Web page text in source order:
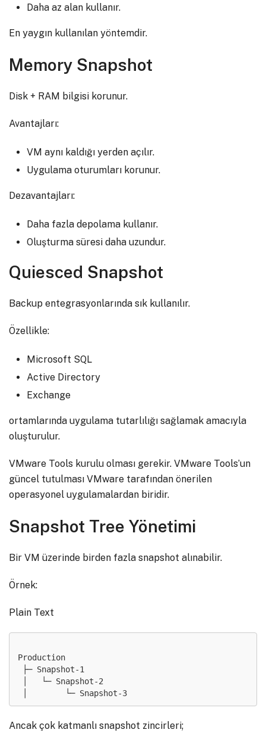
Daha az alan kullanır.
En yaygın kullanılan yöntemdir.
Memory Snapshot
Disk + RAM bilgisi korunur.
Avantajları:
VM aynı kaldığı yerden açılır.
Uygulama oturumları korunur.
Dezavantajları:
Daha fazla depolama kullanır.
Oluşturma süresi daha uzundur.
Quiesced Snapshot
Backup entegrasyonlarında sık kullanılır.
Özellikle:
Microsoft SQL
Active Directory
Exchange
ortamlarında uygulama tutarlılığı sağlamak amacıyla
oluşturulur.
VMware Tools kurulu olması gerekir. VMware Tools’un
güncel tutulması VMware tarafından önerilen
operasyonel uygulamalardan biridir.
Snapshot Tree Yönetimi
Bir VM üzerinde birden fazla snapshot alınabilir.
Örnek:
Plain Text
Production
Ancak çok katmanlı snapshot zincirleri;